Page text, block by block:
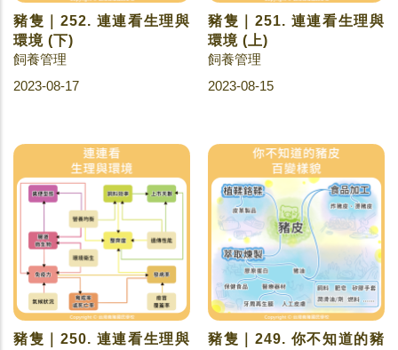
豬隻｜252. 連連看生理與
環境 (下)
飼養管理
2023-08-17
豬隻｜251. 連連看生理與
環境 (上)
飼養管理
2023-08-15
豬隻｜250. 連連看生理與
豬隻｜249. 你不知道的豬